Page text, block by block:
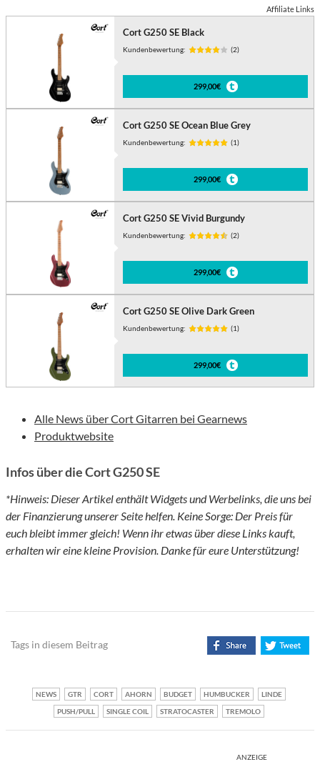
Affiliate Links
Cort G250 SE Black
Kundenbewertung: (2)
299,00€
Cort G250 SE Ocean Blue Grey
Kundenbewertung: (1)
299,00€
Cort G250 SE Vivid Burgundy
Kundenbewertung: (2)
299,00€
Cort G250 SE Olive Dark Green
Kundenbewertung: (1)
299,00€
Alle News über Cort Gitarren bei Gearnews
Produktwebsite
Infos über die Cort G250 SE
*Hinweis: Dieser Artikel enthält Widgets und Werbelinks, die uns bei
der Finanzierung unserer Seite helfen. Keine Sorge: Der Preis für
euch bleibt immer gleich! Wenn ihr etwas über diese Links kauft,
erhalten wir eine kleine Provision. Danke für eure Unterstützung!
Tags in diesem Beitrag
NEWS GTR CORT AHORN BUDGET HUMBUCKER
LINDE
PUSH/PULL
SINGLE COIL STRATOCASTER TREMOLO
ANZEIGE